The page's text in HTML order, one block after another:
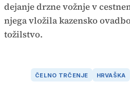
dejanje drzne vožnje v
njega vložila kazensko
tožilstvo.
ČELNO TRČENJE HRVAŠKA